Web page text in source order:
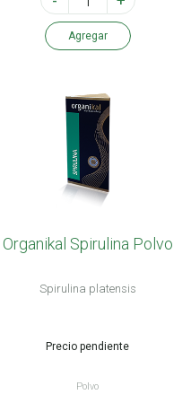
Agregar
Organikal Spirulina Polvo
Spirulina platensis
Precio pendiente
Polvo